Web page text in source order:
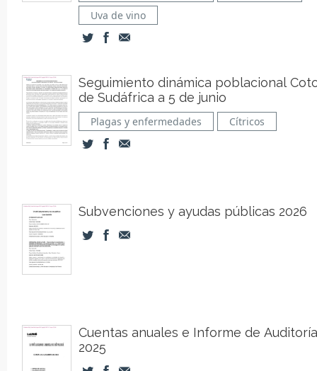
Uva de vino
Seguimiento dinámica poblacional
de Sudáfrica a 5 de junio
Plagas y enfermedades Cítricos
Subvenciones y ayudas públicas 2026
Cuentas anuales e Informe de Auditoría
2025